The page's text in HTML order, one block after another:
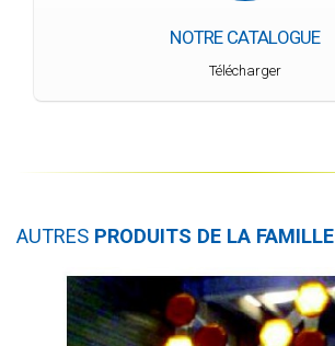
NOTRE CATALOGUE
Télécharger
AUTRES PRODUITS DE LA FAMILLE